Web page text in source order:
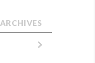
ARCHIVES